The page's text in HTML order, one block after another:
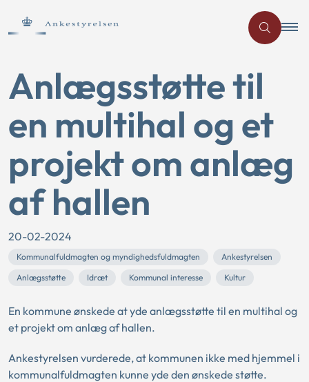
Anlægsstøtte til
en multihal og et
projekt om anlæg
af hallen
20-02-2024
Kommunalfuldmagten og myndighedsfuldmagten
Ankestyrelsen
Anlægsstøtte
Idræt Kommunal interesse Kultur
En kommune ønskede at yde anlægsstøtte til en multihal og
et projekt om anlæg af hallen.
Ankestyrelsen vurderede, at kommunen ikke med hjemmel i
kommunalfuldmagten kunne yde den ønskede støtte.